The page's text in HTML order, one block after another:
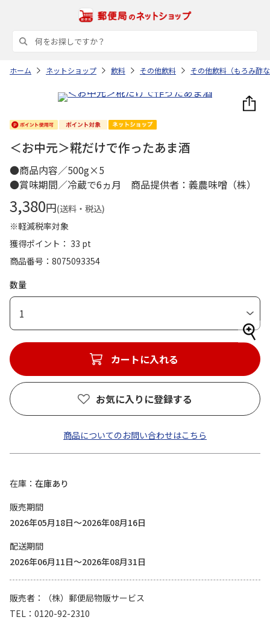
ホーム ネットショップ 飲料 その他飲料 その他飲料（もろみ酢
＜お中元＞糀だけで作ったあま酒
●商品内容／500g×5
●賞味期間／冷蔵で6ヵ月 商品提供者：義農味噌（株）
3,380円(送料・税込)
※軽減税率対象
獲得ポイント： 33 pt
商品番号
8075093354
数量
1
カートに入れる
お気に入りに登録する
商品についてのお問い合わせはこちら
在庫
在庫あり
販売期間
2026年05月18日～2026年08月16日
配送期間
2026年06月11日～2026年08月31日
販売者
（株）郵便局物販サービス
TEL
0120-92-2310